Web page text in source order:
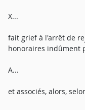
X...
fait grief à l'arrêt de
honoraires indûment
A...
et associés, alors,